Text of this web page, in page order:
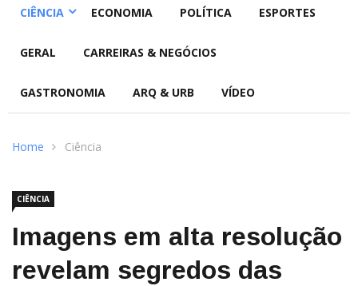
CIÊNCIA ECONOMIA POLÍTICA ESPORTES
GERAL CARREIRAS & NEGÓCIOS
GASTRONOMIA ARQ & URB VÍDEO
Home Ciência
CIÊNCIA
Imagens em alta resolução
revelam segredos das